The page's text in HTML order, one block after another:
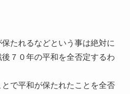
たれるなどという事は絶対に
７０年の平和を全否定するわ
で平和が保たれたことを全否